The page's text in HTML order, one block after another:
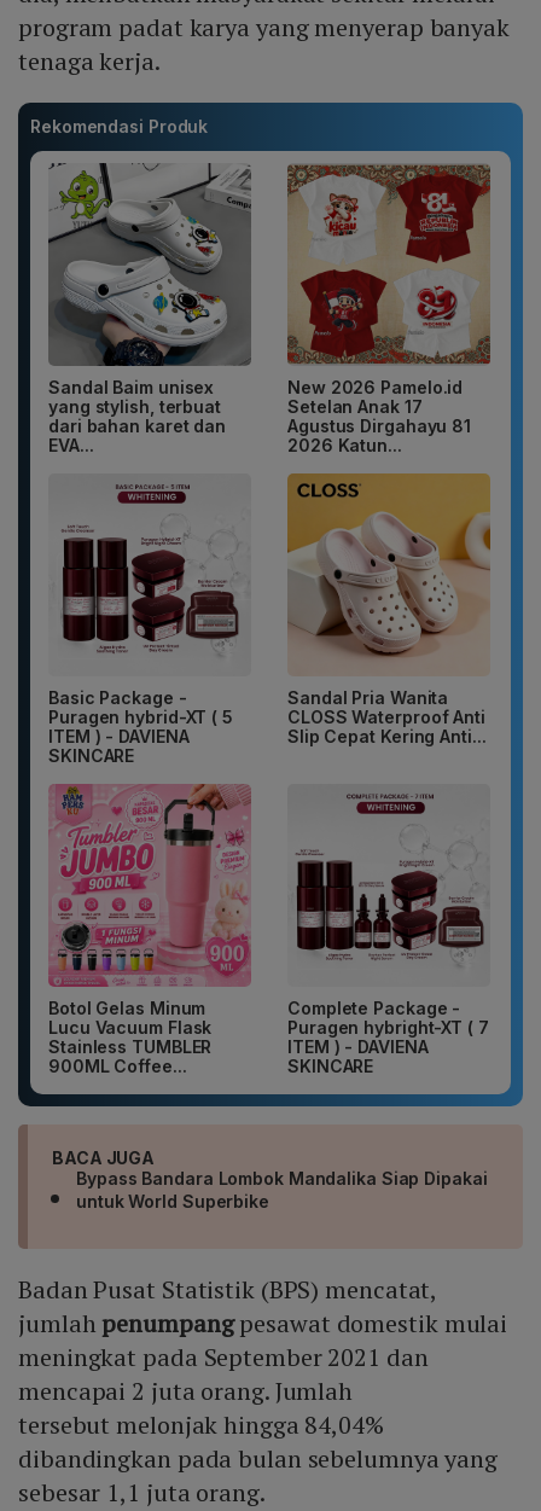
program padat karya yang menyerap banyak
tenaga kerja.
Rekomendasi Produk
Sandal Baim unisex
yang stylish, terbuat
dari bahan karet dan
EVA...
New 2026 Pamelo.id
Setelan Anak 17
Agustus Dirgahayu 81
2026 Katun...
Basic Package -
Puragen hybrid-XT ( 5
ITEM ) - DAVIENA
SKINCARE
Sandal Pria Wanita
CLOSS Waterproof Anti
Slip Cepat Kering Anti...
Botol Gelas Minum
Lucu Vacuum Flask
Stainless TUMBLER
900ML Coffee...
Complete Package -
Puragen hybright-XT ( 7
ITEM ) - DAVIENA
SKINCARE
BACA JUGA
Bypass Bandara Lombok Mandalika Siap Dipakai
untuk World Superbike
Badan Pusat Statistik (BPS) mencatat,
jumlahpenumpangpesawat domestik mulai
meningkat pada September 2021 dan
mencapai 2 juta orang. Jumlah
tersebut melonjak hingga 84,04%
dibandingkan pada bulan sebelumnya yang
sebesar 1,1 juta orang.